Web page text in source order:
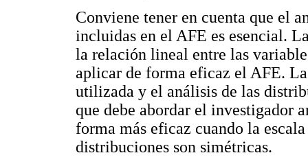
Conviene tener en cuenta que el
incluidas en el AFE es esencial.
la relación lineal entre las
aplicar de forma eficaz el AFE.
utilizada y el análisis de las
que debe abordar el investigador
forma más eficaz cuando la
distribuciones son simétricas.